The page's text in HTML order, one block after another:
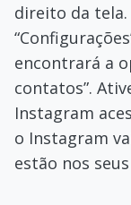
direito da tela.
encontrará a
contatos”.
Instagram
o Instagram
estão nos